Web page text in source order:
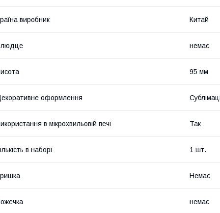
виробник Китай
немає
95 мм
оформлення
в мікрохвильовій печі Так
в наборі 1 шт.
Немає
немає